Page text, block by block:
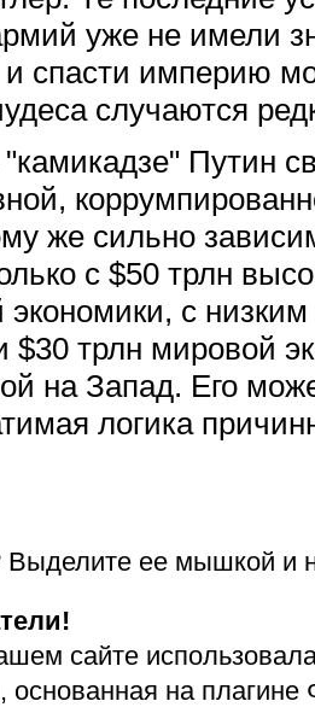
уже не имели
спасти империю
случаются
"камикадзе" Путин
же сильно
с $50 трлн
с
$30 трлн мировой
на Запад. Его
логика
Выделите ее мышкой и
сайте
основанная на